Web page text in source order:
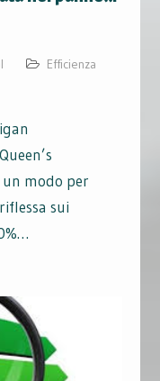
Efficienza
modo per
sui